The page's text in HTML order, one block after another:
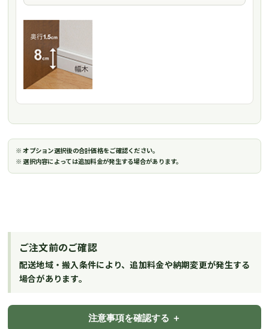
※ オプション選択後の合計価格をご確認ください。
※ 選択内容によっては追加料金が発生する場合があります。
ご注文前のご確認
配送地域・搬入条件により、追加料金や納期変更が発生する
場合があります。
注意事項を確認する